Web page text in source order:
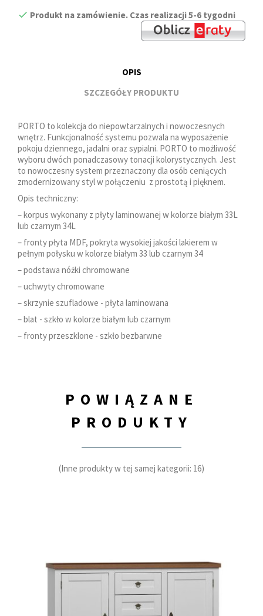
Produkt na zamówienie. Czas realizacji 5-6 tygodni
OPIS
SZCZEGÓŁY PRODUKTU
PORTO to kolekcja do niepowtarzalnych i nowoczesnych
wnętrz. Funkcjonalność systemu pozwala na wyposażenie
pokoju dziennego, jadalni oraz sypialni. PORTO to możliwość
wyboru dwóch ponadczasowy tonacji kolorystycznych. Jest
to nowoczesny system przeznaczony dla osób ceniących
zmodernizowany styl w połączeniu z prostotą i pięknem.
Opis techniczny:
– korpus wykonany z płyty laminowanej w kolorze białym 33L
lub czarnym 34L
– fronty płyta MDF, pokryta wysokiej jakości lakierem w
pełnym połysku w kolorze białym 33 lub czarnym 34
– podstawa nóżki chromowane
– uchwyty chromowane
– skrzynie szufladowe - płyta laminowana
– blat - szkło w kolorze białym lub czarnym
– fronty przeszklone - szkło bezbarwne
POWIĄZANE
PRODUKTY
(Inne produkty w tej samej kategorii: 16)